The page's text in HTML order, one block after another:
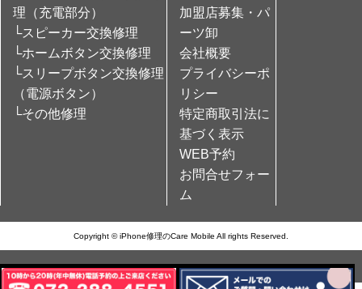
理（充電部分）
└スピーカー交換修理
└ホームボタン交換修理
└スリープボタン交換修理
（電源ボタン）
└その他修理
加盟店募集・パ
ーツ卸
会社概要
プライバシーポ
リシー
特定商取引法に
基づく表示
WEB予約
お問合せフォー
ム
Copyright © iPhone修理のCare Mobile All rights Reserved.